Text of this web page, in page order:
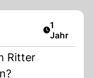
Artikel
1
Jahr
Ritter